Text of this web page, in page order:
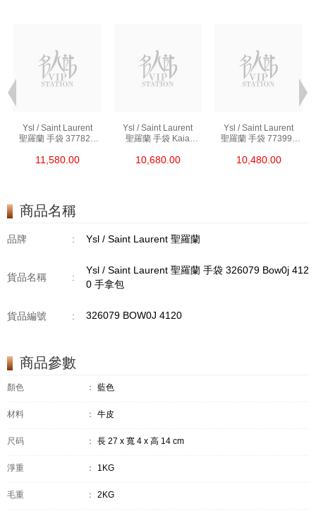
Ysl / Saint Laurent
聖羅蘭 手袋 377828
斜挎包
11,580.00
Ysl / Saint Laurent
聖羅蘭 手袋 Kaia
單肩包/斜挎包
10,680.00
Ysl / Saint Laurent
聖羅蘭 手袋 773995
斜挎包/手提包
10,480.00
商品名稱
品牌 : Ysl / Saint Laurent 聖羅蘭
貨品名稱 :
Ysl / Saint Laurent 聖羅蘭 手袋 326079 Bow0j 412
0 手拿包
貨品編號 : 326079 BOW0J 4120
商品參數
顏色 ： 藍色
材料 ： 牛皮
尺码 ： 長 27 x 寬 4 x 高 14 cm
淨重 ： 1KG
毛重 ： 2KG